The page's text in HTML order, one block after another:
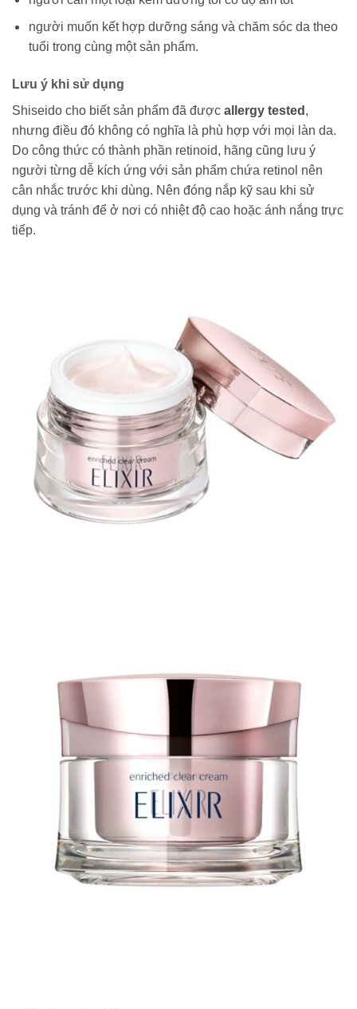
người muốn kết hợp dưỡng sáng và chăm sóc da theo
tuổi trong cùng một sản phẩm.
Lưu ý khi sử dụng
Shiseido cho biết sản phẩm đã được allergy tested ,
nhưng điều đó không có nghĩa là phù hợp với mọi làn da.
Do công thức có thành phần retinoid, hãng cũng lưu ý
người từng dễ kích ứng với sản phẩm chứa retinol nên
cân nhắc trước khi dùng. Nên đóng nắp kỹ sau khi sử
dụng và tránh để ở nơi có nhiệt độ cao hoặc ánh nắng trực
tiếp.